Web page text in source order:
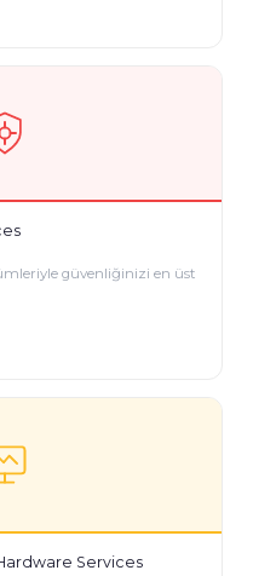
güvenliğinizi en üst
Services